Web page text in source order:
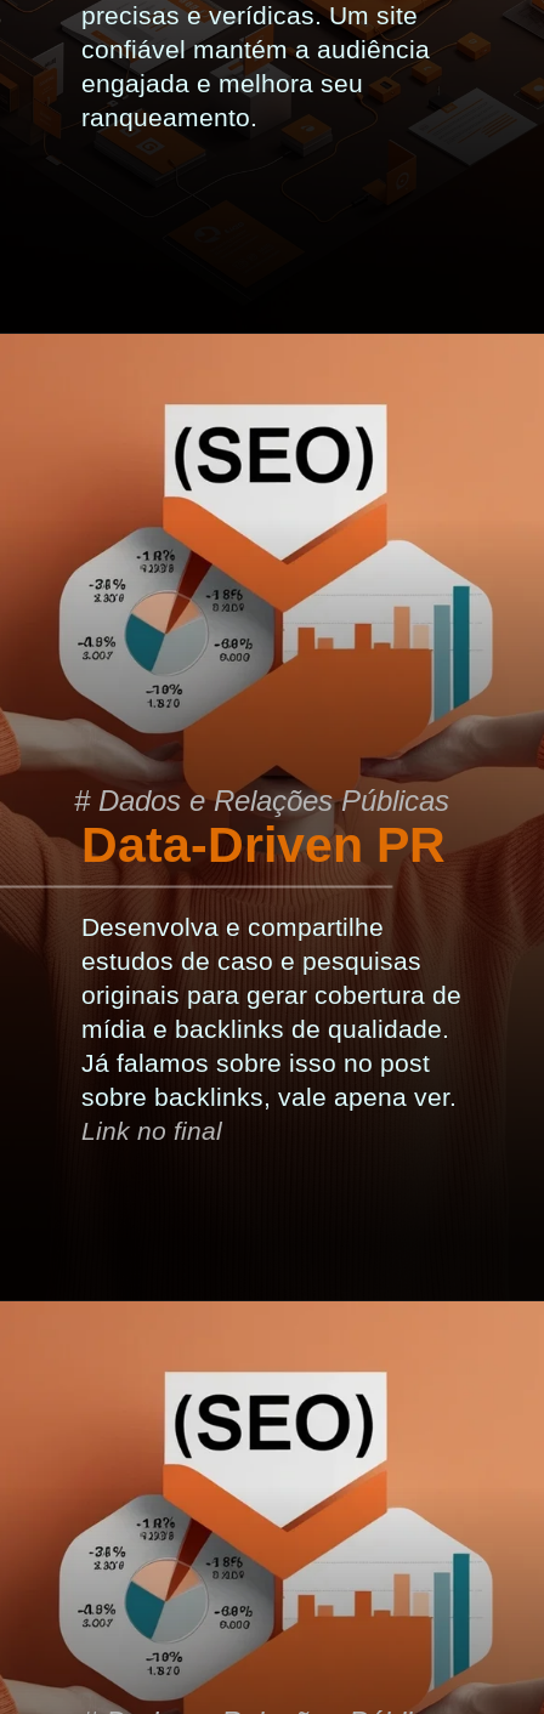
precisas e verídicas. Um site
confiável mantém a audiência
engajada e melhora seu
ranqueamento.
Data-Driven PR
# Dados e Relações Públicas
Desenvolva e compartilhe
estudos de caso e pesquisas
originais para gerar cobertura de
mídia e backlinks de qualidade.
Já falamos sobre isso no post
sobre backlinks, vale apena ver.
Link no final